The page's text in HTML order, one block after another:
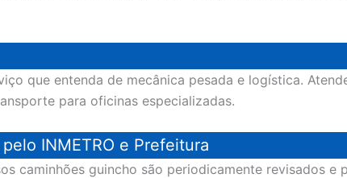
que entenda de mecânica pesada e logística.
para oficinas especializadas.
INMETRO e Prefeitura
caminhões guincho são periodicamente revisados e